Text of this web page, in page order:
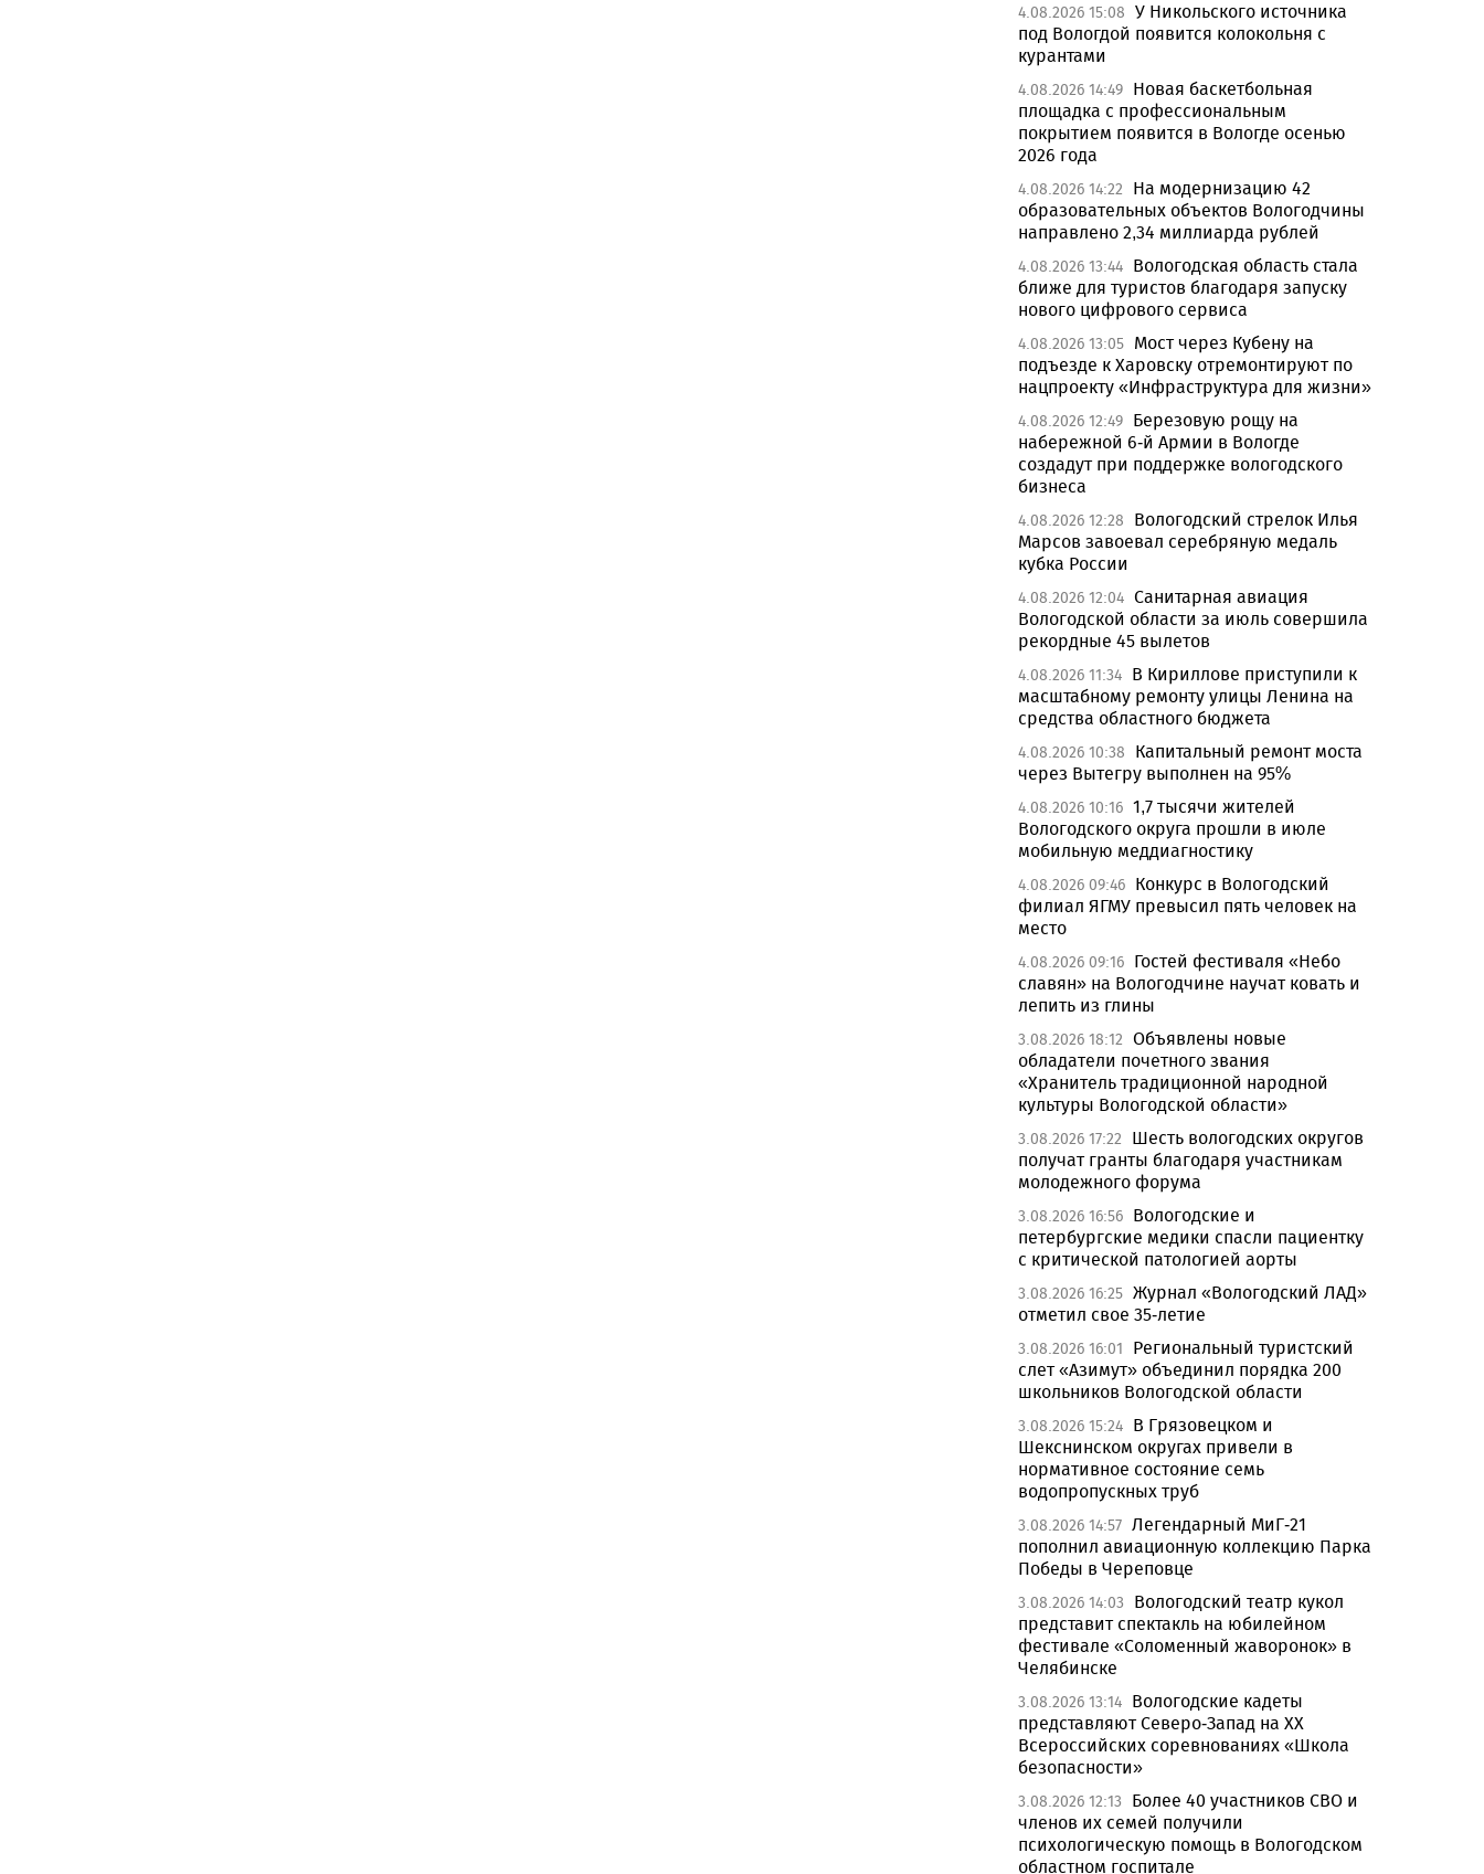
4.08.2026 15:08 У Никольского источника
под Вологдой появится колокольня с
курантами
4.08.2026 14:49 Новая баскетбольная
площадка с профессиональным
покрытием появится в Вологде осенью
2026 года
4.08.2026 14:22
На модернизацию 42
образовательных объектов Вологодчины
направлено 2,34 миллиарда рублей
4.08.2026 13:44 Вологодская область стала
ближе для туристов благодаря запуску
нового цифрового сервиса
4.08.2026 13:05 Мост через Кубену на
подъезде к Харовску отремонтируют по
нацпроекту «Инфраструктура для жизни»
4.08.2026 12:49 Березовую рощу на
набережной 6-й Армии в Вологде
создадут при поддержке вологодского
бизнеса
4.08.2026 12:28
Вологодский стрелок Илья
Марсов завоевал серебряную медаль
кубка России
4.08.2026 12:04 Санитарная авиация
Вологодской области за июль совершила
рекордные 45 вылетов
4.08.2026 11:34 В Кириллове приступили к
масштабному ремонту улицы Ленина на
средства областного бюджета
4.08.2026 10:38
Капитальный ремонт моста
через Вытегру выполнен на 95%
4.08.2026 10:16 1,7 тысячи жителей
Вологодского округа прошли в июле
мобильную меддиагностику
4.08.2026 09:46 Конкурс в Вологодский
филиал ЯГМУ превысил пять человек на
место
4.08.2026 09:16 Гостей фестиваля «Небо
славян» на Вологодчине научат ковать и
лепить из глины
3.08.2026 18:12 Объявлены новые
обладатели почетного звания
«Хранитель традиционной народной
культуры Вологодской области»
3.08.2026 17:22
Шесть вологодских округов
получат гранты благодаря участникам
молодежного форума
3.08.2026 16:56 Вологодские и
петербургские медики спасли пациентку
с критической патологией аорты
3.08.2026 16:25 Журнал «Вологодский ЛАД»
отметил свое 35-летие
3.08.2026 16:01
Региональный туристский
слет «Азимут» объединил порядка 200
школьников Вологодской области
3.08.2026 15:24 В Грязовецком и
Шекснинском округах привели в
нормативное состояние семь
водопропускных труб
3.08.2026 14:57 Легендарный МиГ-21
пополнил авиационную коллекцию Парка
Победы в Череповце
3.08.2026 14:03
Вологодский театр кукол
представит спектакль на юбилейном
фестивале «Соломенный жаворонок» в
Челябинске
3.08.2026 13:14 Вологодские кадеты
представляют Северо-Запад на XX
Всероссийских соревнованиях «Школа
безопасности»
3.08.2026 12:13
Более 40 участников СВО и
членов их семей получили
психологическую помощь в Вологодском
областном госпитале